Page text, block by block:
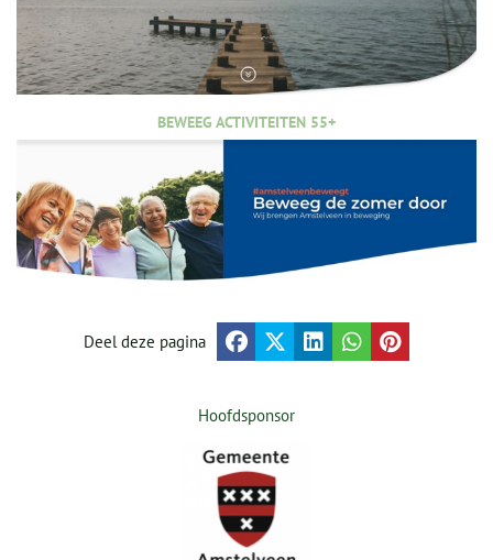
BEWEEG ACTIVITEITEN 55+
Deel deze pagina
Hoofdsponsor